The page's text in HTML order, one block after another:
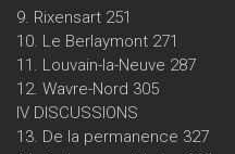
9. Rixensart 251
10. Le Berlaymont 271
11. Louvain-la-Neuve 287
12. Wavre-Nord 305
IV DISCUSSIONS
13. De la permanence 327